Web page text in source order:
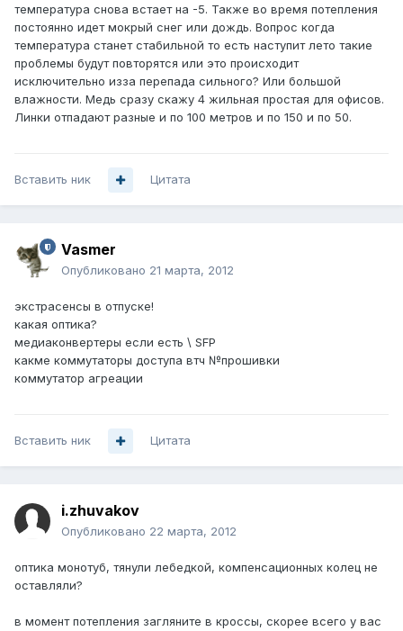
температура снова встает на -5. Также во время потепления
постоянно идет мокрый снег или дождь. Вопрос когда
температура станет стабильной то есть наступит лето такие
проблемы будут повторятся или это происходит
исключительно изза перепада сильного? Или большой
влажности. Медь сразу скажу 4 жильная простая для офисов.
Линки отпадают разные и по 100 метров и по 150 и по 50.
Вставить ник Цитата
Vasmer
Опубликовано 21 марта, 2012
экстрасенсы в отпуске!
какая оптика?
медиаконвертеры если есть \ SFP
какме коммутаторы доступа втч №прошивки
коммутатор агреации
Вставить ник Цитата
i.zhuvakov
Опубликовано 22 марта, 2012
оптика монотуб, тянули лебедкой, компенсационных колец не
оставляли?
в момент потепления загляните в кроссы, скорее всего у вас